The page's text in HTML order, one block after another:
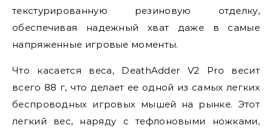
текстурированную резиновую отделку,
обеспечивая надежный хват даже в самые
напряженные игровые моменты.
Что касается веса, DeathAdder V2 Pro весит
всего 88 г, что делает ее одной из самых легких
беспроводных игровых мышей на рынке. Этот
легкий вес, наряду с тефлоновыми ножками,